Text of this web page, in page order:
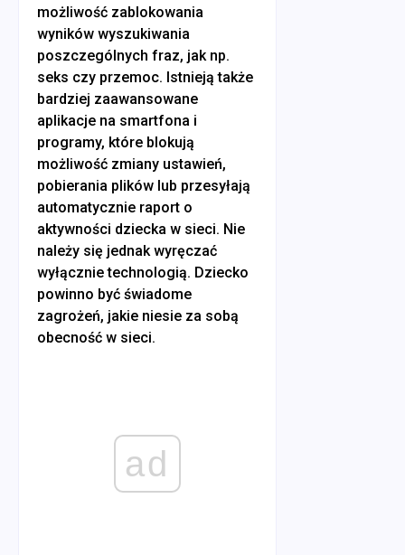
możliwość zablokowania
wyników wyszukiwania
poszczególnych fraz, jak np.
seks czy przemoc. Istnieją także
bardziej zaawansowane
aplikacje na smartfona i
programy, które blokują
możliwość zmiany ustawień,
pobierania plików lub przesyłają
automatycznie raport o
aktywności dziecka w sieci. Nie
należy się jednak wyręczać
wyłącznie technologią. Dziecko
powinno być świadome
zagrożeń, jakie niesie za sobą
obecność w sieci.
ad